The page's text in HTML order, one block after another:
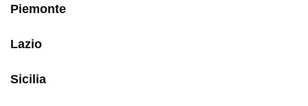
Piemonte
Lazio
Sicilia